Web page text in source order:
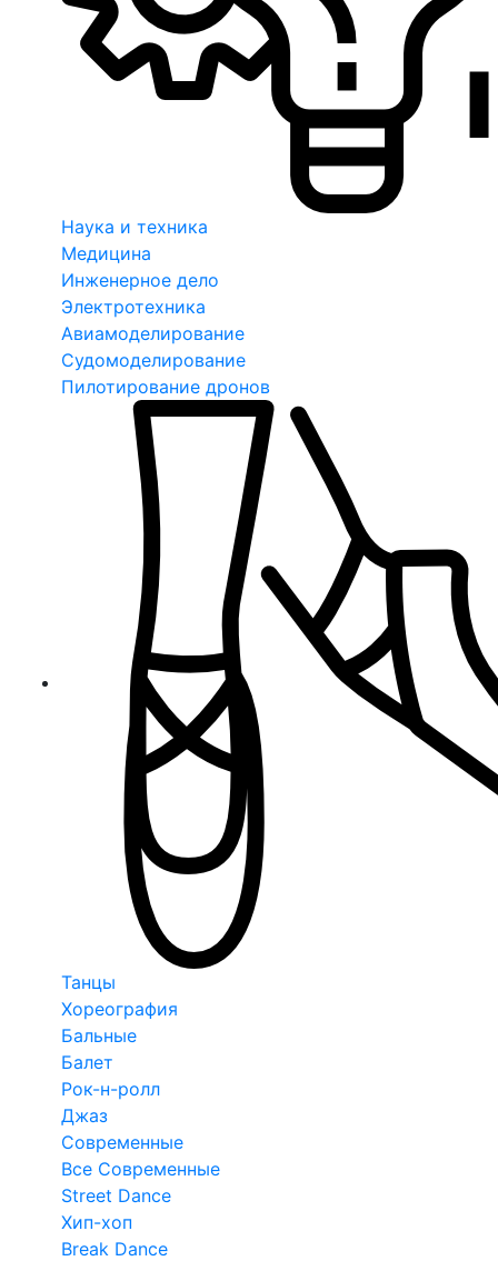
Наука и техника
Медицина
Инженерное дело
Электротехника
Авиамоделирование
Судомоделирование
Пилотирование дронов
Танцы
Хореография
Бальные
Балет
Рок-н-ролл
Джаз
Современные
Все Современные
Street Dance
Хип-хоп
Break Dance